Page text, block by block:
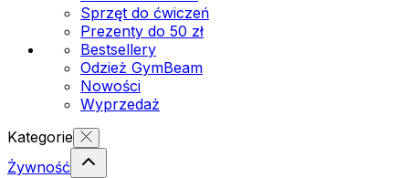
Sprzęt do ćwiczeń
Prezenty do 50 zł
Bestsellery
Odzież GymBeam
Nowości
Wyprzedaż
Kategorie
Żywność